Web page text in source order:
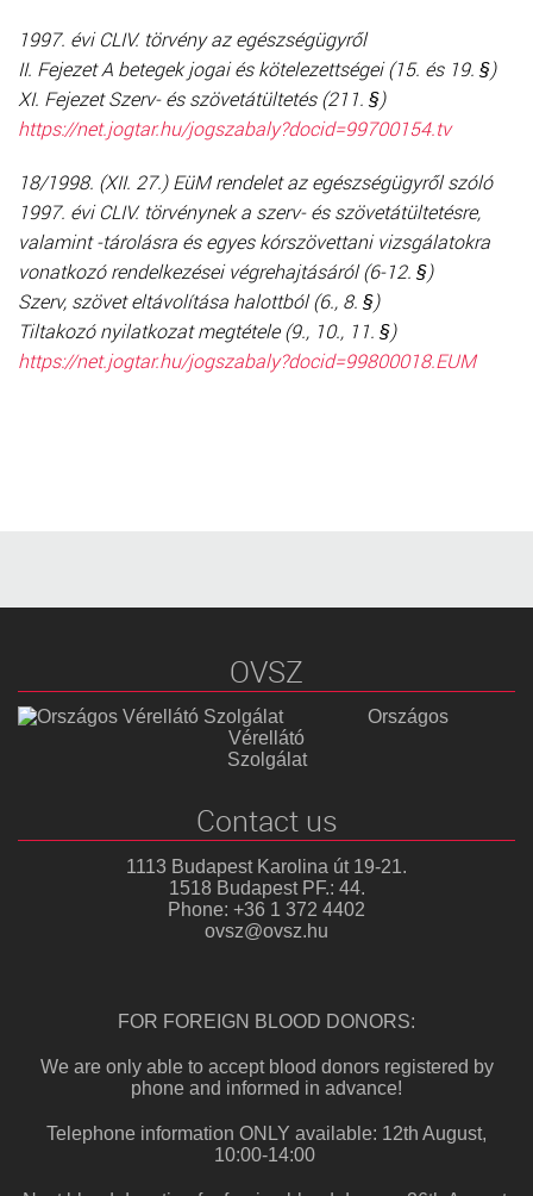
1997. évi CLIV. törvény az egészségügyről
II. Fejezet A betegek jogai és kötelezettségei (15. és 19. §)
XI. Fejezet Szerv- és szövetátültetés (211. §)
https://net.jogtar.hu/jogszabaly?docid=99700154.tv
18/1998. (XII. 27.) EüM rendelet az egészségügyről szóló
1997. évi CLIV. törvénynek a szerv- és szövetátültetésre,
valamint -tárolásra és egyes kórszövettani vizsgálatokra
vonatkozó rendelkezései végrehajtásáról (6-12. §)
Szerv, szövet eltávolítása halottból (6., 8. §)
Tiltakozó nyilatkozat megtétele (9., 10., 11. §)
https://net.jogtar.hu/jogszabaly?docid=99800018.EUM
OVSZ
Országos
Vérellátó
Szolgálat
Contact us
1113 Budapest Karolina út 19-21.
1518 Budapest PF.: 44.
Phone: +36 1 372 4402
ovsz@ovsz.hu
FOR FOREIGN BLOOD DONORS:
We are only able to accept blood donors registered by
phone and informed in advance!
Telephone information ONLY available: 12th August,
10:00-14:00